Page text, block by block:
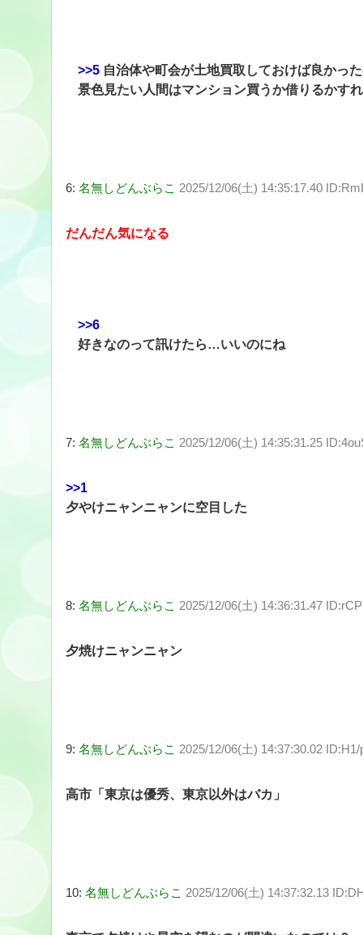
>>5自治体や町会が土地買取しておけば良かっ
景色見たい人間はマンション買うか借りるかす
6: 名無しどんぶらこ 2025/12/06(土) 14:35:17.40
だんだん気になる
>>6
好きなのって訊けたら…いいのにね
7: 名無しどんぶらこ 2025/12/06(土) 14:35:31.25
>>1
夕やけニャンニャンに空目した
8: 名無しどんぶらこ 2025/12/06(土) 14:36:31.47
夕焼けニャンニャン
9: 名無しどんぶらこ 2025/12/06(土) 14:37:30.02 ID:H1/
高市「東京は優秀、東京以外はバカ」
10: 名無しどんぶらこ 2025/12/06(土) 14:37:32.13